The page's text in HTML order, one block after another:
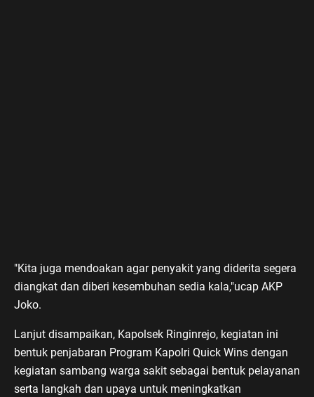
"Kita juga mendoakan agar penyakit yang diderita segera
diangkat dan diberi kesembuhan sedia kala,"ucap AKP
Joko.
Lanjut disampaikan, Kapolsek Ringinrejo, kegiatan ini
bentuk penjabaran Program Kapolri Quick Wins dengan
kegiatan sambang warga sakit sebagai bentuk pelayanan
serta langkah dan upaya untuk meningkatkan